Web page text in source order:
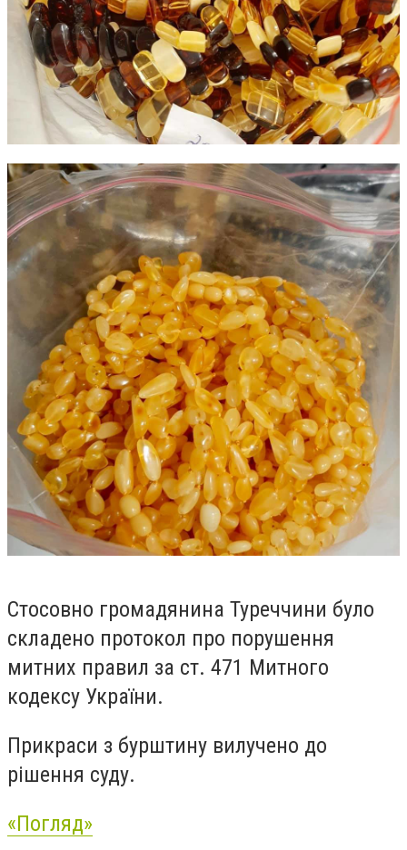
Стосовно громадянина Туреччини було
складено протокол про порушення
митних правил за ст. 471 Митного
кодексу України.
Прикраси з бурштину вилучено до
рішення суду.
«Погляд»